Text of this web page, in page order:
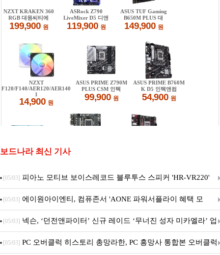
보드나라 최신 기사
[05/03] 피아노 모티브 보이스레코드 블루투스 스피커 'HR-VR220'
출시
[05/03] 에이원아이엔티, 컴퓨존서 'AONE 파워서플라이 혜택 모
음.ZIP' 이벤트 진행
[05/03] 넥슨, ‘던전앤파이터’ 신규 레이드 ‘무너진 성자 미카엘라’ 업
데이트!
[05/03] PC 오버클럭 히스토리 총망라한, PC 흥망사 통합본 오버클럭